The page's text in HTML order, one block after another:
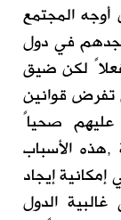
المجتمع
تجدهم في دول
لكن ضيق
قوانين
عليهم صحياً
الأسباب
إيجاد
الدول